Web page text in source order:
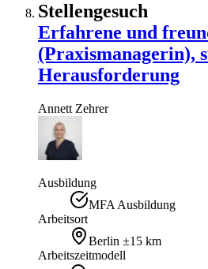
Stellengesuch
Erfahrene und
(Praxismanagerin),
Herausforderung
Annett Zehrer
Ausbildung
MFA Ausbildung
Arbeitsort
Berlin ±15 km
Arbeitszeitmodell